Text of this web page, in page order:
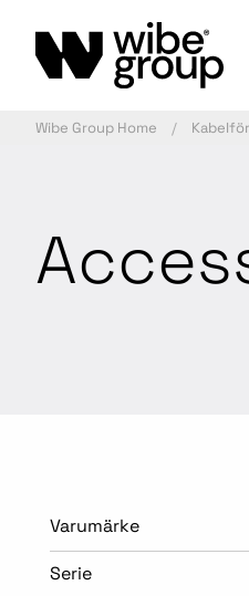
Wibe Group Home
Varumärke
Serie